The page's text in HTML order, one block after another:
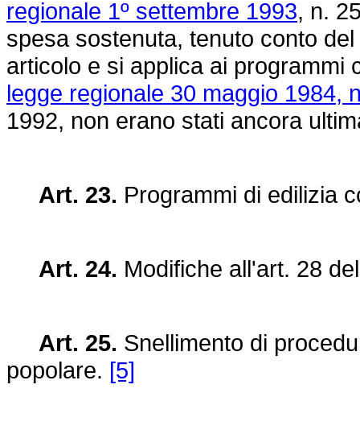
regionale 1º settembre 1993, n.
spesa sostenuta, tenuto conto
articolo e si applica ai programmi
legge regionale 30 maggio 1984,
1992, non erano stati ancora
Art. 23. Programmi di edilizia
Art. 24. Modifiche all'art. 28
Art. 25. Snellimento di
popolare. [5]